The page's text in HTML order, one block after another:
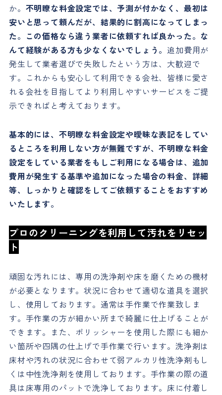
か。 不明瞭な料金設定では、予測が付かなく、最初は
安いと思って頼んだが、結果的に割高になってしまっ
た。この価格なら違う業者に依頼すれば良かった。な
んて経験がある方も少なくないでしょう。追加費用が
発生して業者選びで失敗したという方は、大歓迎で
す。これからも安心して利用できる会社、皆様に愛さ
れる会社を目指してより利用しやすいサービスをご提
示できればと考えております。
基本的には、不明瞭な料金設定や曖昧な表記をしてい
るところを利用しない方が無難ですが、不明瞭な料金
設定をしている業者をもしご利用になる場合は、追加
費用が発生する基準や追加になった場合の料金、詳細
等、しっかりと確認をしてご依頼することをおすすめ
いたします。
プロのクリーニングを利用して汚れをリセッ
ト
頑固な汚れには、専用の洗浄剤や床を磨くための機材
が必要となります。状況に合わせて適切な道具を選択
し、使用しております。通常は手作業で作業致しま
す。手作業の方が細かい所まで綺麗に仕上げることが
できます。また、ポリッシャーを使用した際にも細か
い箇所や四隅の仕上げで手作業で行います。洗浄剤は
床材や汚れの状況に合わせて弱アルカリ性洗浄剤もし
くは中性洗浄剤を使用しております。手作業の際の道
具は床専用のパットで洗浄しております。床に付着し